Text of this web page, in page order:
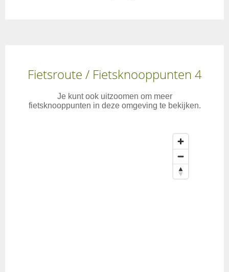
Fietsroute / Fietsknooppunten 4
Je kunt ook uitzoomen om meer
fietsknooppunten in deze omgeving te bekijken.